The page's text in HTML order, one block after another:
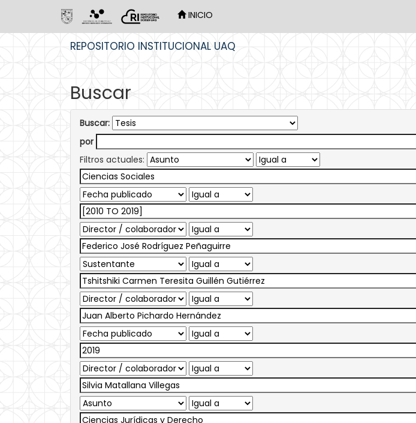
INICIO
REPOSITORIO INSTITUCIONAL UAQ
Buscar
Buscar:
por
Filtros actuales: